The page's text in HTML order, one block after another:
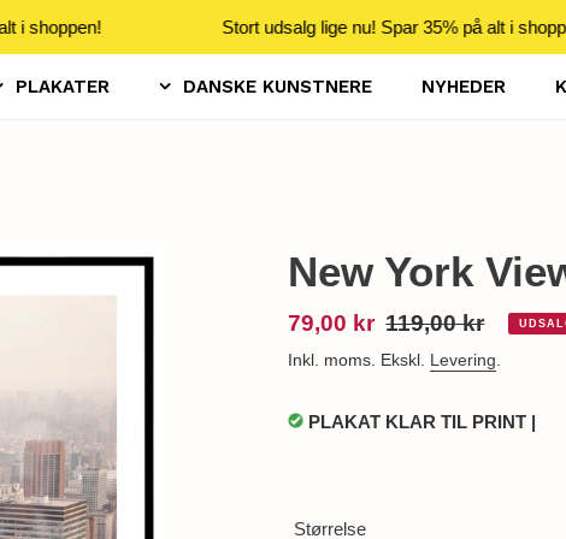
i shoppen! Stort udsalg lige nu! Spar 35% på alt i
PLAKATER DANSKE KUNSTNERE NYHEDER
New York
Udsalgspris
79,00 kr Normalpris
119,00 kr
Inkl. moms. Ekskl. Levering.
PLAKAT KLAR TIL PRINT |
Størrelse